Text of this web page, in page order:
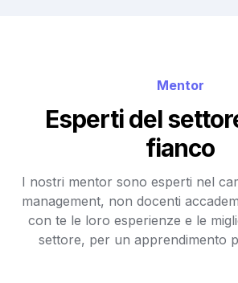
Mentor
Esperti del
fianco
I nostri mentor sono esperti nel
management, non docenti
con te le loro esperienze e le
settore, per un apprendimento